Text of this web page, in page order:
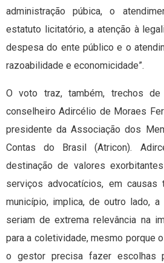
administração púbica, o
estatuto licitatório, a atenção à
despesa do ente público e o
razoabilidade e economicidade”.
O voto traz, também, trechos de
conselheiro Adircélio de Moraes
presidente da Associação dos
Contas do Brasil (Atricon).
destinação de valores
serviços advocatícios, em causas
município, implica, de outro lado,
seriam de extrema relevância na
para a coletividade, mesmo porque
o gestor precisa fazer escolhas